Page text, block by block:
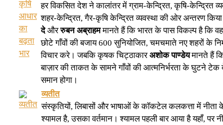
हर विकसित देश ने कालांतर में ग्राम-केन्द्रित, कृषि-केन्द्रित
शहर-केन्द्रित, गैर-कृषि केन्द्रित व्यवस्था की ओर अन्तरण
देऔररुबन अब्राहममानते हैं कि भारत के पास विकल्प है कि
छोटे गाँवों की बजाय 600 सुनियोजित, चमचमाते नए शहरों के
विचार करे। जबकि कृषक चिट्ठाकारअशोक पाण्डेयमानते हैं
बाज़ार की ताकत के सामने गाँवों की आत्मनिर्भरता के घुटने
समान होगा।
व्यतीत
संस्कृतियों, लिबासों और भाषाओं के कॉकटेल कलकत्ता में नीता
श्यामल है, उसका वर्तमान। श्यामल पहली बार आया है यहाँ, पर